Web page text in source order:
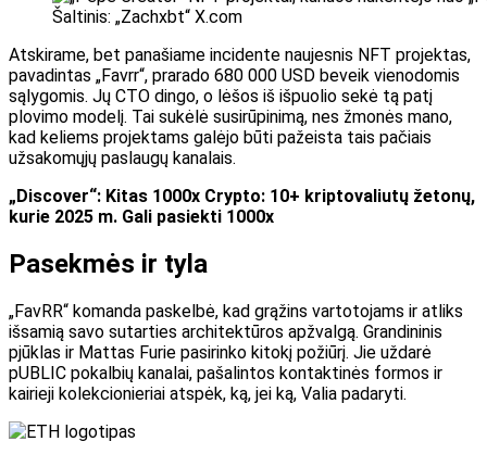
Šaltinis: „Zachxbt“ X.com
Atskirame, bet panašiame incidente naujesnis NFT projektas,
pavadintas „Favrr“, prarado 680 000 USD beveik vienodomis
sąlygomis. Jų CTO dingo, o lėšos iš išpuolio sekė tą patį
plovimo modelį. Tai sukėlė susirūpinimą, nes žmonės mano,
kad keliems projektams galėjo būti pažeista tais pačiais
užsakomųjų paslaugų kanalais.
„Discover“: Kitas 1000x Crypto: 10+ kriptovaliutų žetonų,
kurie 2025 m. Gali pasiekti 1000x
Pasekmės ir tyla
„FavRR“ komanda paskelbė, kad grąžins vartotojams ir atliks
išsamią savo sutarties architektūros apžvalgą. Grandininis
pjūklas ir Mattas Furie pasirinko kitokį požiūrį. Jie uždarė
pUBLIC pokalbių kanalai, pašalintos kontaktinės formos ir
kairieji kolekcionieriai atspėk, ką, jei ką, Valia padaryti.